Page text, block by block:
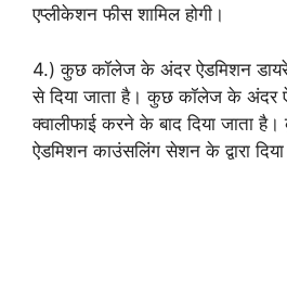
एप्लीकेशन फीस शामिल होगी।
4.) कुछ कॉलेज के अंदर ऐडमिशन
से दिया जाता है। कुछ कॉलेज के अंदर
क्वालीफाई करने के बाद दिया जाता
ऐडमिशन काउंसलिंग सेशन के द्वारा